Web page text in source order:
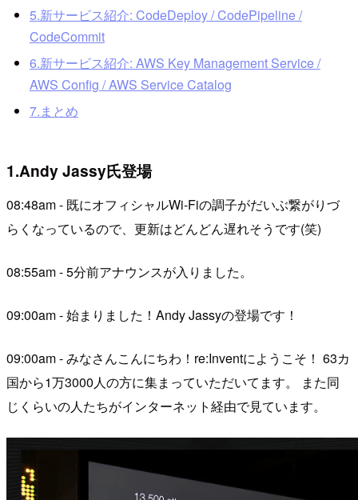
5.新サービス紹介: CodeDeploy / CodePipeline /
CodeCommit
6.新サービス紹介: AWS Key Management Service /
AWS Config / AWS Service Catalog
7.まとめ
1.Andy Jassy氏登場
08:48am - 既にオフィシャルWi-Fiの調子がだいぶ繋がりづ
らくなっているので、更新はどんどん遅れそうです(笑)
08:55am - 5分前アナウンスが入りました。
09:00am - 始まりました！Andy Jassyの登場です！
09:00am - みなさんこんにちわ！re:Inventにようこそ！ 63カ
国から1万3000人の方に集まっていただいてます。 また同
じくらいの人たちがインターネット経由で見ています。